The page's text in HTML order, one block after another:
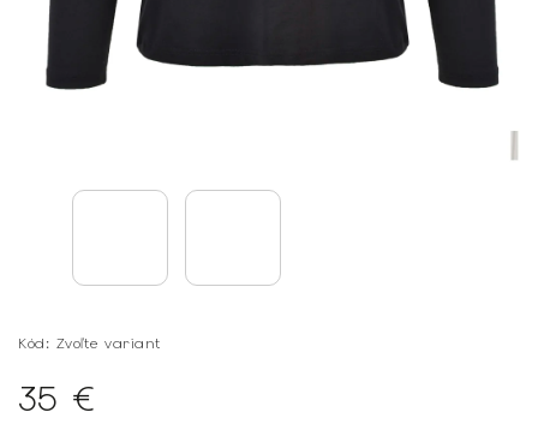
Kód: Zvoľte variant
35 €